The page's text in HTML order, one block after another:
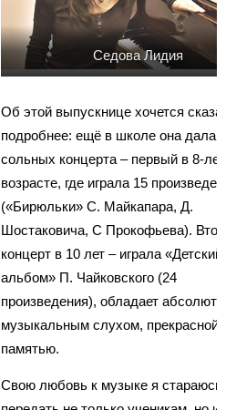
Седова Лидия
Об этой выпускнице хочется
подробнее: ещё в школе она дала
сольных концерта – первый в 8-
возрасте, где играла 15
(«Бирюльки» С. Майкапара, Д.
Шостаковича, С Прокофьева).
концерт в 10 лет – играла «Детский
альбом» П. Чайковского (24
произведения), обладает
музыкальным слухом, прекрасной
памятью.
Свою любовь к музыке я стараюсь